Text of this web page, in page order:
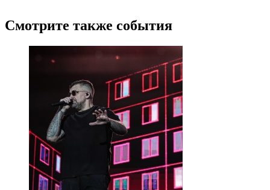
Смотрите также события